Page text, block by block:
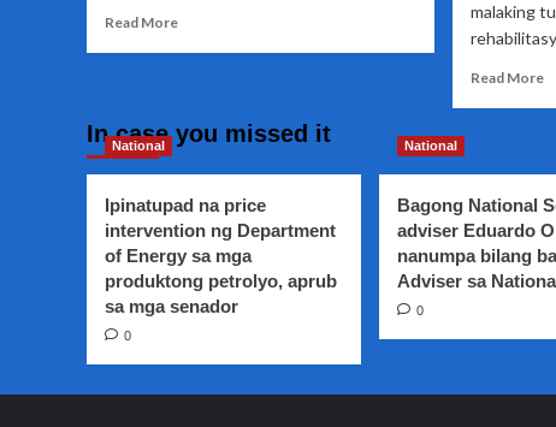
Read MoreRead
program,
sa
Kamara
ng
Kongresista
mula
sa
malaking
Read More
sa
1-
sa
In case you missed it
National
Ipinatupad na price
intervention ng Department
of Energy sa mga
produktong petrolyo, aprub
sa mga senador
0
National
Bagong National
adviser Eduardo
nanumpa bilang
Adviser sa
0